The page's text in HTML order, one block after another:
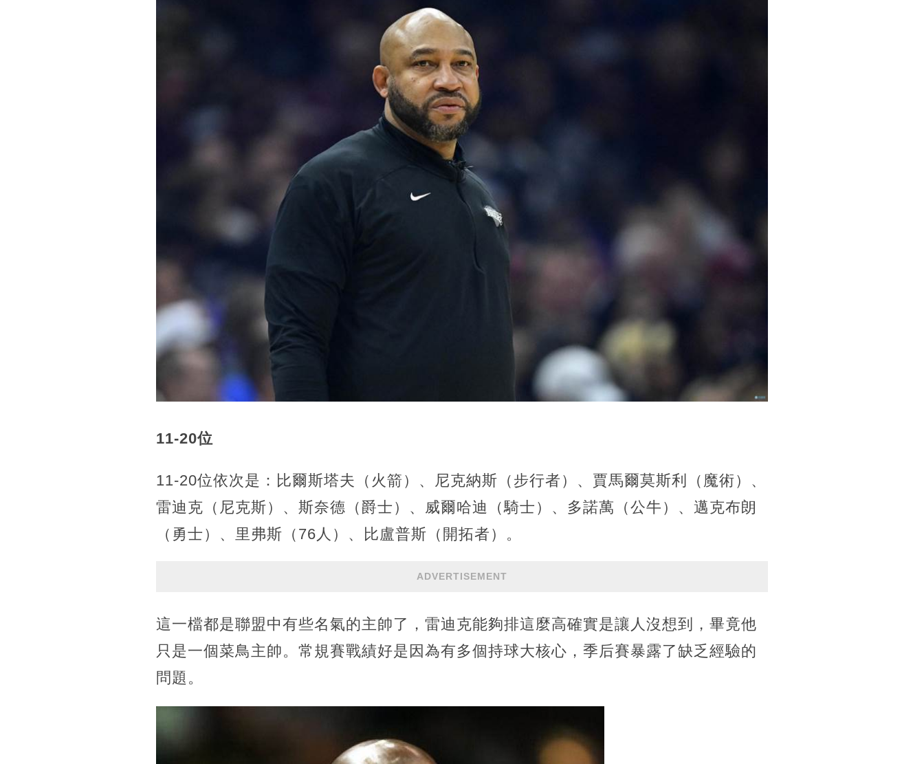
11-20位
11-20位依次是：比爾斯塔夫（火箭）、尼克納斯（步行者）、賈馬爾莫斯利（魔術）、
雷迪克（尼克斯）、斯奈德（爵士）、威爾哈迪（騎士）、多諾萬（公牛）、邁克布朗
（勇士）、里弗斯（76人）、比盧普斯（開拓者）。
ADVERTISEMENT
這一檔都是聯盟中有些名氣的主帥了，雷迪克能夠排這麼高確實是讓人沒想到，畢竟他
只是一個菜鳥主帥。常規賽戰績好是因為有多個持球大核心，季后賽暴露了缺乏經驗的
問題。